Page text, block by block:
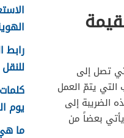
تصل إلى
يتمّ العمل
الضريبة إلى
بعضاً من
الهوية
رابط
للنقل 1448 في
يوم
ما